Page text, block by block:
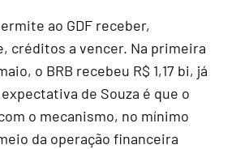
ao GDF receber,
créditos a vencer. Na primeira
o BRB recebeu R$ 1,17 bi, já
de Souza é que o
o mecanismo, no mínimo
da operação financeira